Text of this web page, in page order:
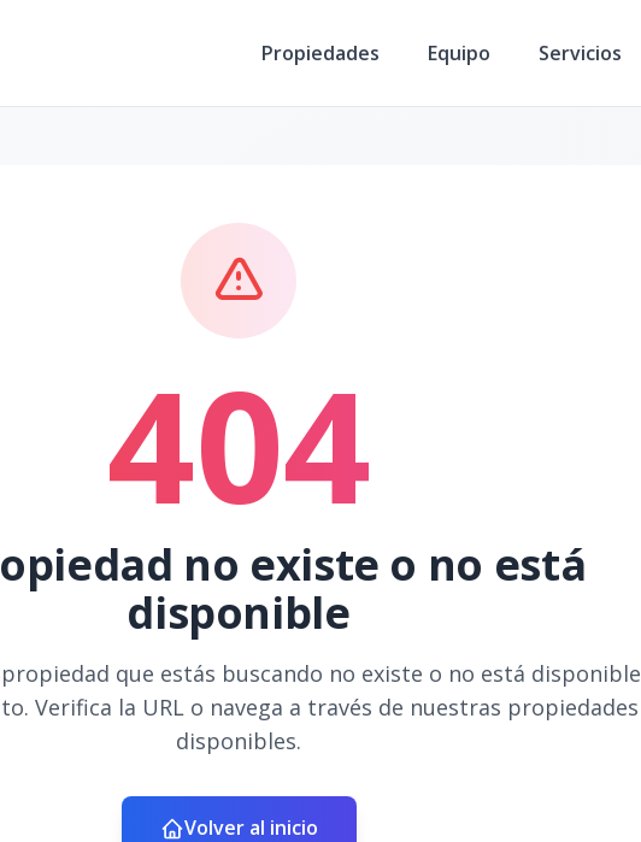
Propiedades Equipo Servicios
404
no existe o no está
disponible
que estás buscando no existe o no está disponible
Verifica la URL o navega a través de nuestras propiedades
disponibles.
Volver al inicio